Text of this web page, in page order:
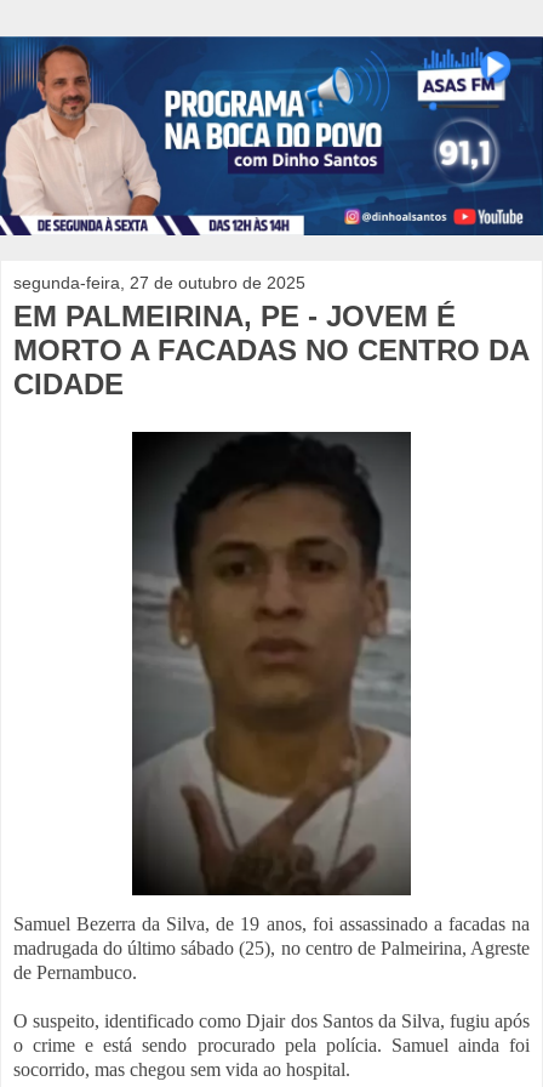
segunda-feira, 27 de outubro de 2025
EM PALMEIRINA, PE - JOVEM É
MORTO A FACADAS NO CENTRO DA
CIDADE
Samuel Bezerra da Silva, de 19 anos, foi assassinado a facadas na
madrugada do último sábado (25), no centro de Palmeirina, Agreste
de Pernambuco.
O suspeito, identificado como Djair dos Santos da Silva, fugiu após
o crime e está sendo procurado pela polícia. Samuel ainda foi
socorrido, mas chegou sem vida ao hospital.